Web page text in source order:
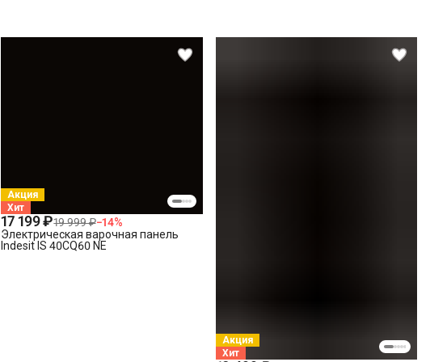
Акция
Хит
17 199 ₽19 999 ₽−14%
Электрическая варочная панель
Indesit IS 40CQ60 NE
Акция
Хит